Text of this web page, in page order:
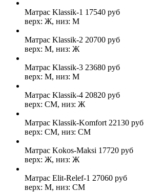
Матрас Klassik-1 17540 руб
верх: Ж, низ: М
Матрас Klassik-2 20700 руб
верх: М, низ: Ж
Матрас Klassik-3 23680 руб
верх: М, низ: М
Матрас Klassik-4 20820 руб
верх: СМ, низ: Ж
Матрас Klassik-Komfort 22130 руб
верх: СМ, низ: СМ
Матрас Kokos-Maksi 17720 руб
верх: Ж, низ: Ж
Матрас Elit-Relef-1 27060 руб
верх: М, низ: СМ